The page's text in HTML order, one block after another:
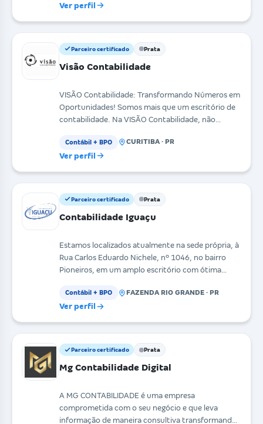
Ver perfil
Parceiro certificado Prata
Visão Contabilidade
VISÃO Contabilidade: Transformando Números em
Oportunidades! Somos mais que um escritório de
contabilidade. Na VISÃO Contabilidade, não
Contábil + BPO CURITIBA · PR
Ver perfil
Parceiro certificado Prata
Contabilidade Iguaçu
Estamos localizados atualmente na sede própria, à
Rua Carlos Eduardo Nichele, nº 1046, no bairro
Pioneiros, em um amplo escritório com ótima
Contábil + BPO FAZENDA RIO GRANDE · PR
Ver perfil
Parceiro certificado Prata
Mg Contabilidade Digital
A MG CONTABILIDADE é uma empresa
comprometida com o seu negócio e que leva
informação de maneira consultiva transformando